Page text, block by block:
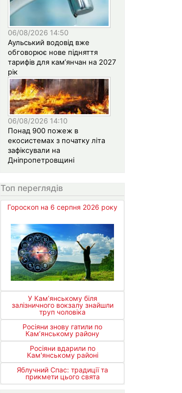
06/08/2026 14:50
Аульський водовід вже
обговорює нове підняття
тарифів для кам’янчан на 2027
рік
06/08/2026 14:10
Понад 900 пожеж в
екосистемах з початку літа
зафіксували на
Дніпропетровщині
Топ переглядів
Гороскоп на 6 серпня 2026 року
У Кам’янському біля
залізничного вокзалу знайшли
труп чоловіка
Росіяни знову гатили по
Кам’янському району
Росіяни вдарили по
Кам'янському районі
Яблучний Спас: традиції та
прикмети цього свята